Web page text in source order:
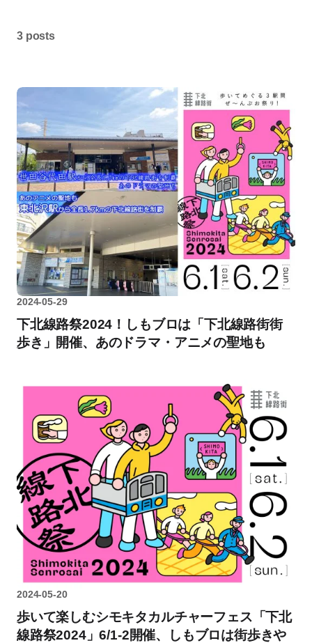
3 posts
2024-05-29
下北線路祭2024！しもブロは「下北線路街街
歩き」開催、あのドラマ・アニメの聖地も
2024-05-20
歩いて楽しむシモキタカルチャーフェス「下北
線路祭2024」6/1-2開催、しもブロは街歩きや